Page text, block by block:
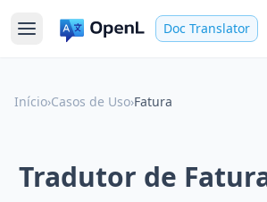
Doc Translator
Início›Casos de Uso›Fatura
Tradutor de